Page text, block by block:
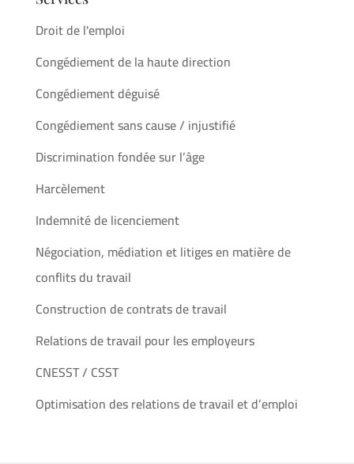
Droit de l'emploi
Congédiement de la haute direction
Congédiement déguisé
Congédiement sans cause / injustifié
Discrimination fondée sur l’âge
Harcèlement
Indemnité de licenciement
Négociation, médiation et litiges en matière de
conflits du travail
Construction de contrats de travail
Relations de travail pour les employeurs
CNESST / CSST
Optimisation des relations de travail et d’emploi